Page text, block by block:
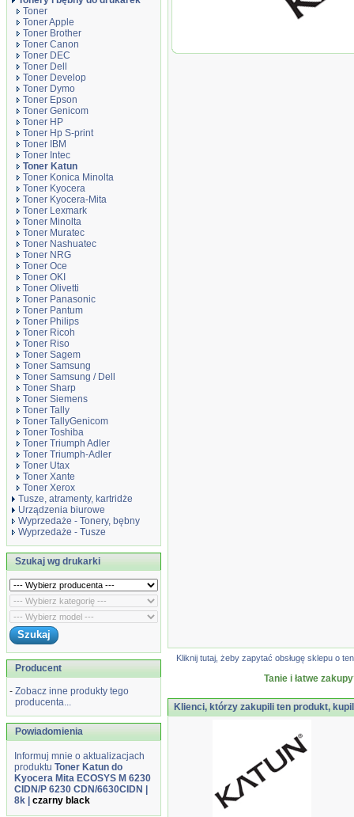
Toner
Toner Apple
Toner Brother
Toner Canon
Toner DEC
Toner Dell
Toner Develop
Toner Dymo
Toner Epson
Toner Genicom
Toner HP
Toner Hp S-print
Toner IBM
Toner Intec
Toner Katun
Toner Konica Minolta
Toner Kyocera
Toner Kyocera-Mita
Toner Lexmark
Toner Minolta
Toner Muratec
Toner Nashuatec
Toner NRG
Toner Oce
Toner OKI
Toner Olivetti
Toner Panasonic
Toner Pantum
Toner Philips
Toner Ricoh
Toner Riso
Toner Sagem
Toner Samsung
Toner Samsung / Dell
Toner Sharp
Toner Siemens
Toner Tally
Toner TallyGenicom
Toner Toshiba
Toner Triumph Adler
Toner Triumph-Adler
Toner Utax
Toner Xante
Toner Xerox
Tusze, atramenty, kartridże
Urządzenia biurowe
Wyprzedaże - Tonery, bębny
Wyprzedaże - Tusze
Szukaj wg drukarki
Producent
- Zobacz inne produkty tego
producenta...
Powiadomienia
Informuj mnie o aktualizacjach
produktu Toner Katun do
Kyocera Mita ECOSYS M 6230
CIDN/P 6230 CDN/6630CIDN |
8k | czarny black
ECOSYS M
Kliknij tutaj, żeby zapytać obsługę sklepu o
Tanie i łatwe
Klienci, którzy zakupili ten produkt,